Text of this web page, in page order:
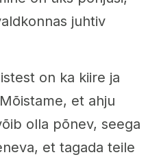
juhtiv
on ka kiire ja
et ahju
olla põnev, seega
et tagada teile